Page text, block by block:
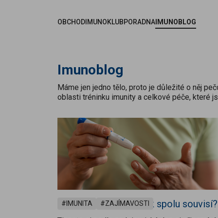
OBCHOD IMUNOKLUBPORADNA IMUNOBLOG
Imunoblog
Máme jen jedno tělo, proto je důležité o něj
oblasti tréninku imunity a celkové péče, které
IMUNITA ZAJÍMAVOSTI
Cukrovka a imunita: jak spolu souvisí?